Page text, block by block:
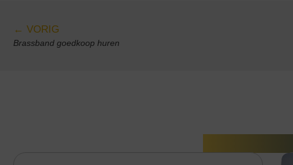
← VORIG
Brassband goedkoop huren